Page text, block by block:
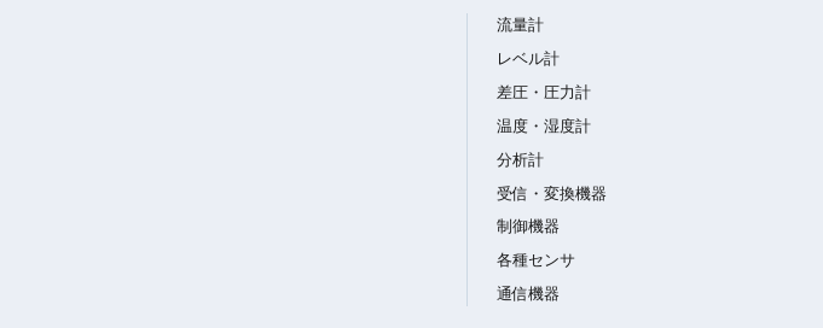
流量計
レベル計
差圧・圧力計
温度・湿度計
分析計
受信・変換機器
制御機器
各種センサ
通信機器